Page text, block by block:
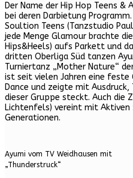
Der Name der Hip Hop Teens &
bei deren Darbietung
Soultion Teens (Tanzstudio
jede Menge Glamour brachte
Hips&Heels) aufs Parkett und
dritten Oberliga Süd tanzen
Turniertanz „Mother Nature“
ist seit vielen Jahren eine feste
Dance und zeigte mit Ausdruck,
dieser Gruppe steckt. Auch die
Lichtenfels) vereint mit Aktiven
Generationen.
Ayumi vom TV Weidhausen mit
„Thunderstruck“